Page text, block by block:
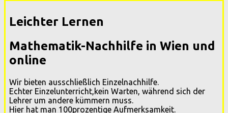
Leichter Lernen
Mathematik-Nachhilfe in Wien und
online
Wir bieten ausschließlich Einzelnachhilfe.
Echter Einzelunterricht,kein Warten, während sich der
Lehrer um andere kümmern muss.
Hier hat man 100prozentige Aufmerksamkeit.